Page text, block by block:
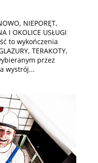
NIEPORĘT,
I OKOLICE USŁUGI
to wykończenia
TERAKOTY,
przez
wystrój...